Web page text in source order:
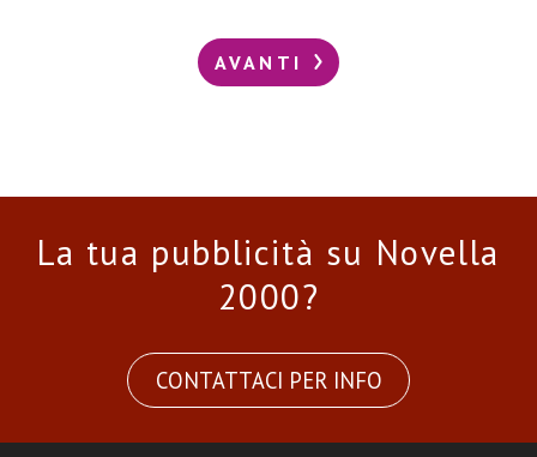
AVANTI
La tua pubblicità su Novella
2000?
CONTATTACI PER INFO